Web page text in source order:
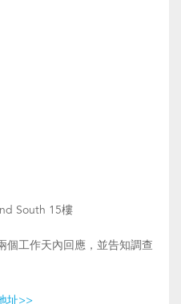
South 15樓
個工作天內回應，並告知調查
址>>